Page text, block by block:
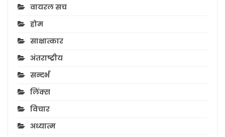
वायरल सच
होम
साक्षात्कार
अंतराष्ट्रीय
सन्दर्भ
लिंक्स
विचार
अध्यात्म